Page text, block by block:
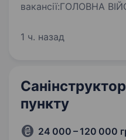
вакансії:ГОЛОВНА
бажає долучить
1 ч. назад
пункту
24 000 – 120 000